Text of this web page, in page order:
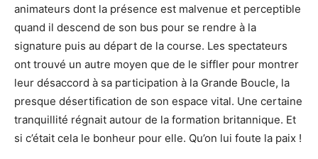
animateurs dont la présence est malvenue et perceptible
quand il descend de son bus pour se rendre à la
signature puis au départ de la course. Les spectateurs
ont trouvé un autre moyen que de le siffler pour montrer
leur désaccord à sa participation à la Grande Boucle, la
presque désertification de son espace vital. Une certaine
tranquillité régnait autour de la formation britannique. Et
si c’était cela le bonheur pour elle. Qu’on lui foute la paix !